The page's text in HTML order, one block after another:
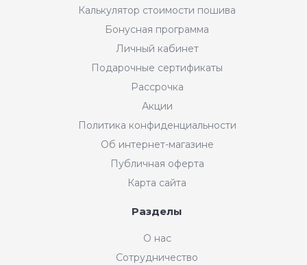
Калькулятор стоимости пошива
Бонусная программа
Личный кабинет
Подарочные сертификаты
Рассрочка
Акции
Политика конфиденциальности
Об интернет-магазине
Публичная оферта
Карта сайта
Разделы
О нас
Сотрудничество